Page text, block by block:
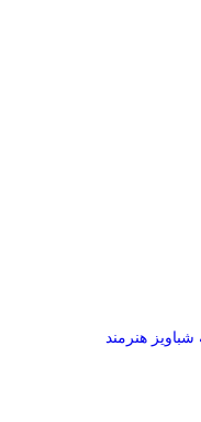
شباویز هنرمند